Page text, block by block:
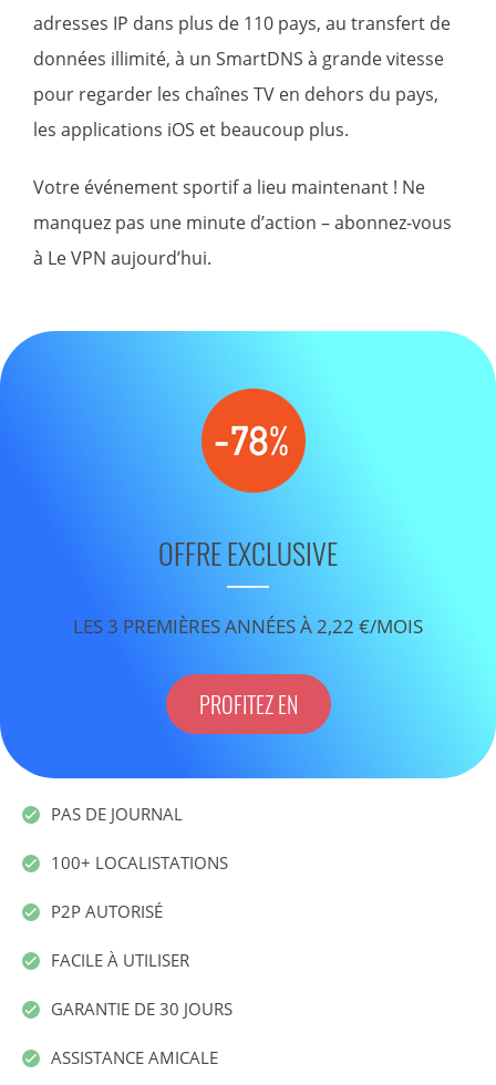
adresses IP dans plus de 110 pays, au transfert de
données illimité, à un SmartDNS à grande vitesse
pour regarder les chaînes TV en dehors du pays,
les applications iOS et beaucoup plus.
Votre événement sportif a lieu maintenant ! Ne
manquez pas une minute d’action – abonnez-vous
à Le VPN aujourd’hui.
OFFRE EXCLUSIVE
LES 3 PREMIÈRES ANNÉES À 2,22 €/MOIS
PROFITEZ EN
PAS DE JOURNAL
100+ LOCALISTATIONS
P2P AUTORISÉ
FACILE À UTILISER
GARANTIE DE 30 JOURS
ASSISTANCE AMICALE